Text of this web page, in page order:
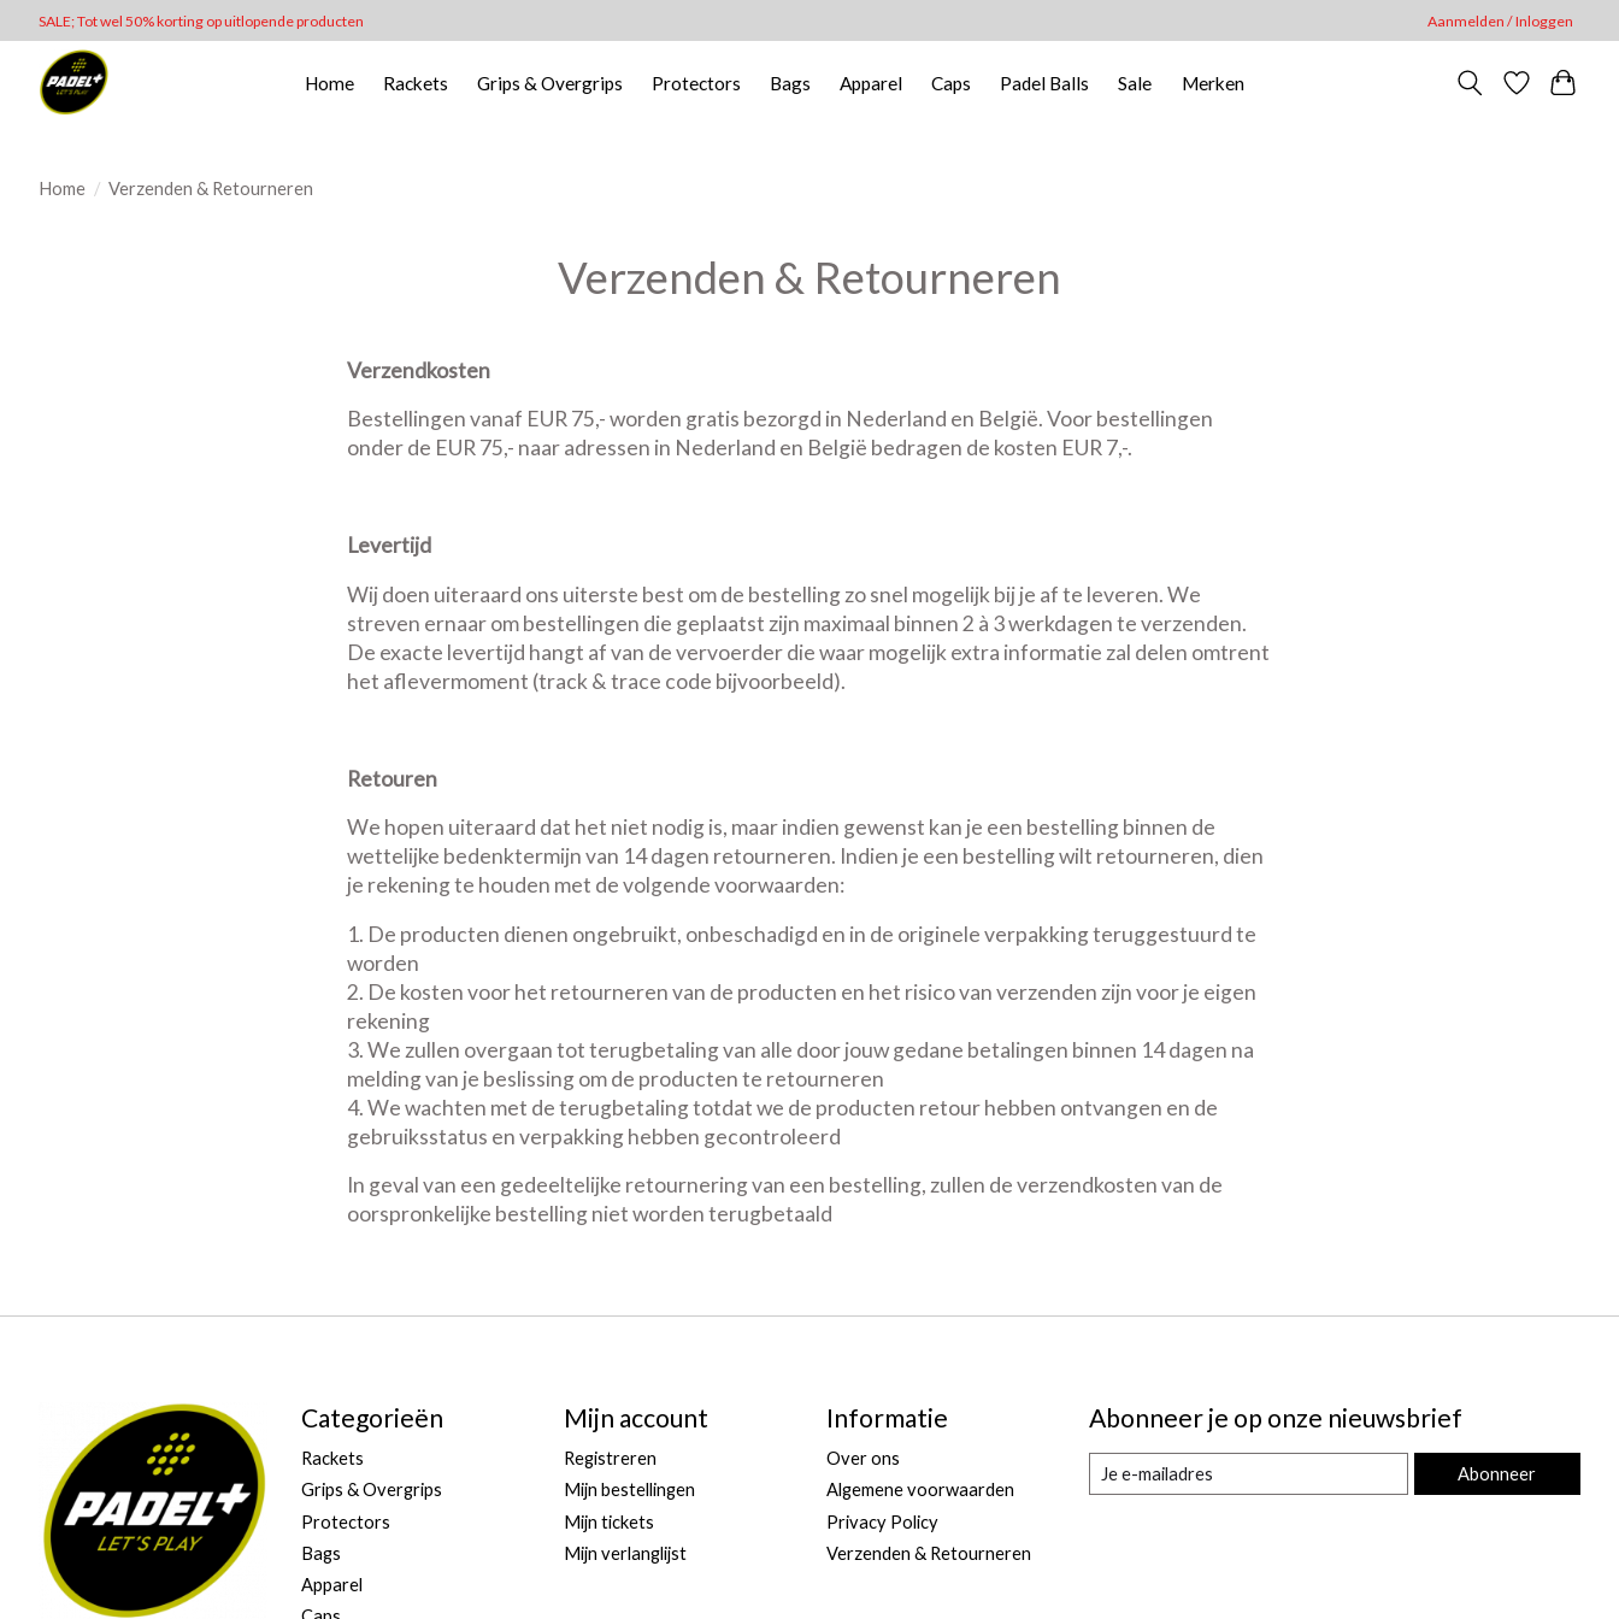
SALE; Tot wel 50% korting op uitlopende producten Aanmelden / Inloggen
Home Rackets Grips & Overgrips Protectors Bags Apparel Caps Padel Balls Sale Merken
Home / Verzenden & Retourneren
Verzenden & Retourneren
Verzendkosten
Bestellingen vanaf EUR 75,- worden gratis bezorgd in Nederland en België. Voor bestellingen
onder de EUR 75,- naar adressen in Nederland en België bedragen de kosten EUR 7,-.
Levertijd
Wij doen uiteraard ons uiterste best om de bestelling zo snel mogelijk bij je af te leveren. We
streven ernaar om bestellingen die geplaatst zijn maximaal binnen 2 à 3 werkdagen te verzenden.
De exacte levertijd hangt af van de vervoerder die waar mogelijk extra informatie zal delen omtrent
het aflevermoment (track & trace code bijvoorbeeld).
Retouren
We hopen uiteraard dat het niet nodig is, maar indien gewenst kan je een bestelling binnen de
wettelijke bedenktermijn van 14 dagen retourneren. Indien je een bestelling wilt retourneren, dien
je rekening te houden met de volgende voorwaarden:
De producten dienen ongebruikt, onbeschadigd en in de originele verpakking teruggestuurd te
worden
De kosten voor het retourneren van de producten en het risico van verzenden zijn voor je eigen
rekening
We zullen overgaan tot terugbetaling van alle door jouw gedane betalingen binnen 14 dagen na
melding van je beslissing om de producten te retourneren
We wachten met de terugbetaling totdat we de producten retour hebben ontvangen en de
gebruiksstatus en verpakking hebben gecontroleerd
In geval van een gedeeltelijke retournering van een bestelling, zullen de verzendkosten van de
oorspronkelijke bestelling niet worden terugbetaald
Categorieën
Rackets
Grips & Overgrips
Protectors
Bags
Apparel
Mijn account
Registreren
Mijn bestellingen
Mijn tickets
Mijn verlanglijst
Informatie
Over ons
Algemene voorwaarden
Privacy Policy
Verzenden & Retourneren
Abonneer je op onze nieuwsbrief
Abonneer